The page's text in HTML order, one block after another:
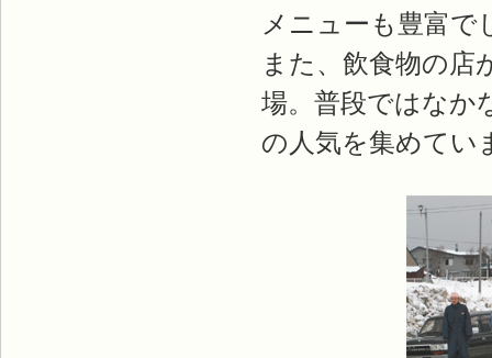
メニューも豊富で
また、飲食物の店
場。普段ではなか
の人気を集めてい